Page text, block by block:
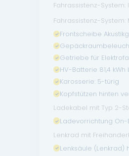
Fahrassistenz-
Fahrassistenz-
Frontscheibe
Getriebe für
HV-Batterie 81,4
Karosserie: 5-türig
Kopfstützen hinten
Ladekabel mit Typ 2-
Ladevorrichtung
Lenkrad mit
Lenksäule